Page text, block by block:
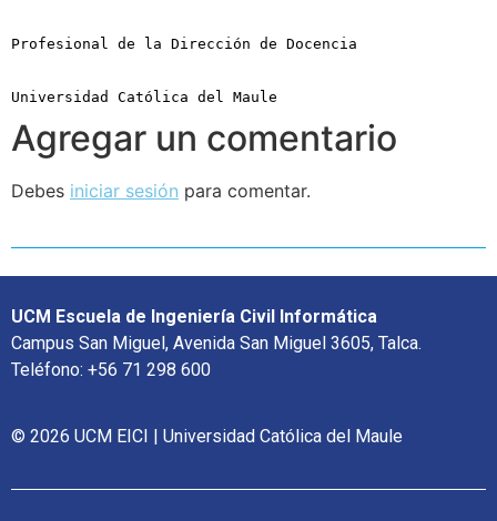
Profesional de la Dirección de Docencia
Universidad Católica del Maule
Agregar un comentario
Debes iniciar sesión para comentar.
UCM Escuela de Ingeniería Civil Informática
Campus San Miguel, Avenida San Miguel 3605, Talca.
Teléfono: +56 71 298 600
© 2026 UCM EICI | Universidad Católica del Maule